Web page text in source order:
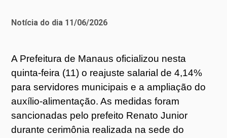
Notícia do dia 11/06/2026
A Prefeitura de Manaus oficializou nesta
quinta-feira (11) o reajuste salarial de 4,14%
para servidores municipais e a ampliação do
auxílio-alimentação. As medidas foram
sancionadas pelo prefeito Renato Junior
durante cerimônia realizada na sede do